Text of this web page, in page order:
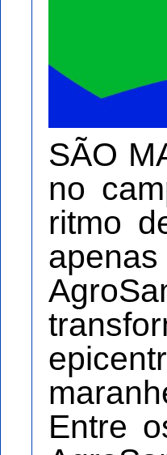
SÃO
no
ritmo
Entre